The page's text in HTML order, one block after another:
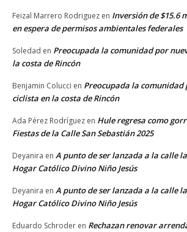
Feizal Marrero Rodriguez en Inversión de $15.6
en espera de permisos ambientales federales
Soledad en Preocupada la comunidad por
la costa de Rincón
Benjamin Colucci en Preocupada la comunidad
ciclista en la costa de Rincón
Ada Pérez Rodríguez en Hule regresa como
Fiestas de la Calle San Sebastián 2025
Deyanira en A punto de ser lanzada a la calle
Hogar Católico Divino Niño Jesús
Deyanira en A punto de ser lanzada a la calle
Hogar Católico Divino Niño Jesús
Eduardo Schroder en Rechazan renovar